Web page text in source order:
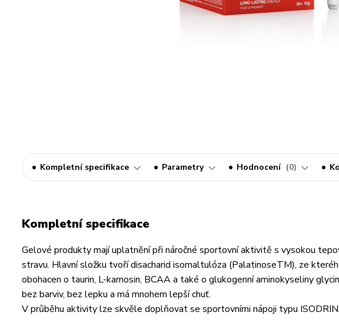
Kompletní specifikace Parametry Hodnocení 0
Kompletní specifikace
Gelové produkty mají uplatnění při náročné sportovní aktivitě s vysokou
stravu. Hlavní složku tvoří disacharid isomaltulóza (PalatinoseTM), ze
obohacen o taurin, L-karnosin, BCAA a také o glukogenní aminokyseliny
bez barviv, bez lepku a má mnohem lepší chuť.
V průběhu aktivity lze skvěle doplňovat se sportovními nápoji typu